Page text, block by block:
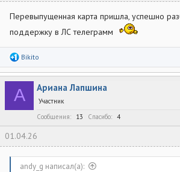
Перевыпущенная карта пришла, успешно
поддержку в ЛС телеграмм
Р
а
к
ц
и
Bikito
А Ариана Лапшина
Участник
Сообщения
13 Спасибо 4
01.04.26
andy_g написал(а):